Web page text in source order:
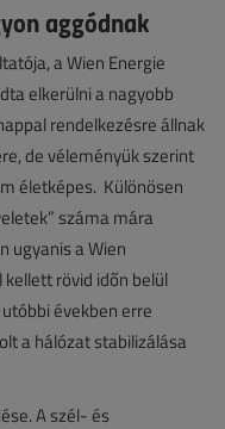
aggódnak
a Wien Energie
elkerülni a nagyobb
rendelkezésre állnak
de véleményük szerint
életképes. Különösen
száma mára
ugyanis a Wien
rövid időn belül
években erre
a hálózat stabilizálása
A szél- és